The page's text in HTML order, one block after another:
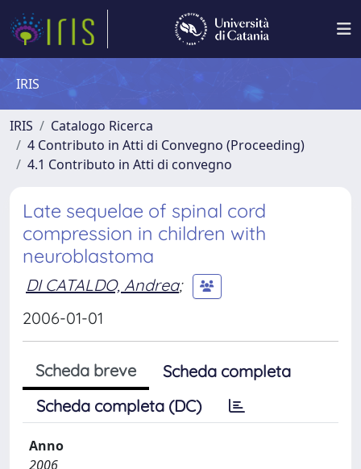
IRIS
IRIS
Catalogo Ricerca
4 Contributo in Atti di Convegno (Proceeding)
4.1 Contributo in Atti di convegno
Late sequelae of spinal cord
compression in children with
neuroblastoma
DI CATALDO, Andrea;
2006-01-01
Scheda breve
Scheda completa
Scheda completa (DC)
Anno
2006